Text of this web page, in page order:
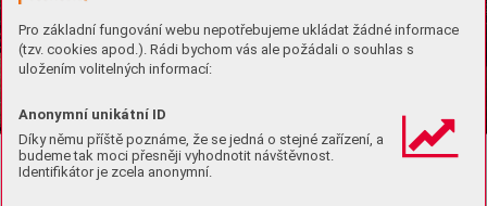
Pro základní fungování webu nepotřebujeme ukládat žádné informace
(tzv. cookies apod.). Rádi bychom vás ale požádali o souhlas s
uložením volitelných informací:
Anonymní unikátní ID
Díky němu příště poznáme, že se jedná o stejné zařízení, a
budeme tak moci přesněji vyhodnotit návštěvnost.
Identifikátor je zcela anonymní.